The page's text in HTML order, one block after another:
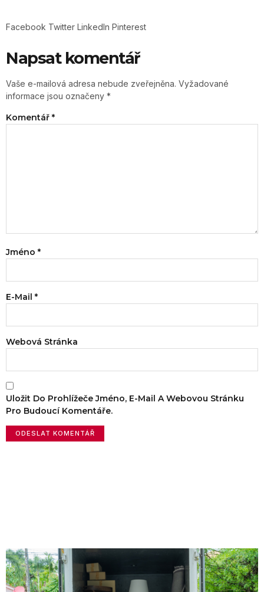
Facebook Twitter LinkedIn Pinterest
Napsat komentář
Vaše e-mailová adresa nebude zveřejněna. Vyžadované
informace jsou označeny *
Komentář *
Jméno *
E-Mail *
Webová Stránka
Uložit Do Prohlížeče Jméno, E-Mail A Webovou Stránku
Pro Budoucí Komentáře.